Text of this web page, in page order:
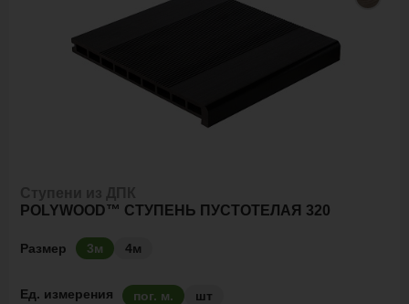
POLYWOOD™ СТУПЕНЬ ПУСТОТЕЛАЯ 320
Размер 3м 4м
Ед. измерения пог. м. шт